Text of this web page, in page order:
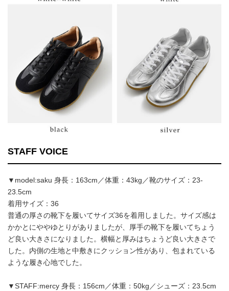
STAFF VOICE
▼model:saku 身長：163cm／体重：43kg／靴のサイズ：23-
23.5cm
着用サイズ：36
普通の厚さの靴下を履いてサイズ36を着用しました。サイズ感は
かかとにややゆとりがありましたが、厚手の靴下を履いてちょう
ど良い大きさになりました。横幅と厚みはちょうど良い大きさで
した。内側の生地と中敷きにクッション性があり、包まれている
ような履き心地でした。
▼STAFF:mercy 身長：156cm／体重：50kg／シューズ：23.5cm